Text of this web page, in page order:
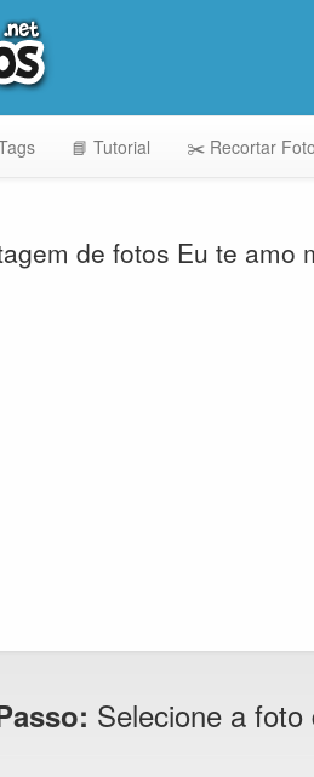
📘 Tutorial ✂️ Recortar
de fotos Eu te amo
Selecione a foto